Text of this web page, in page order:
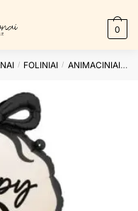
0
/ FOLINIAI / ANIMACINIAI